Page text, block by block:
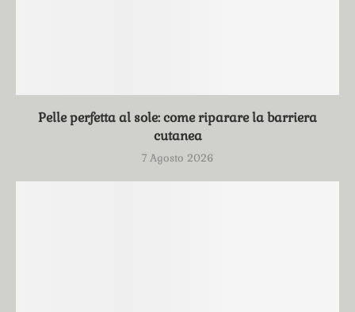
Pelle perfetta al sole: come riparare la barriera
cutanea
7 Agosto 2026